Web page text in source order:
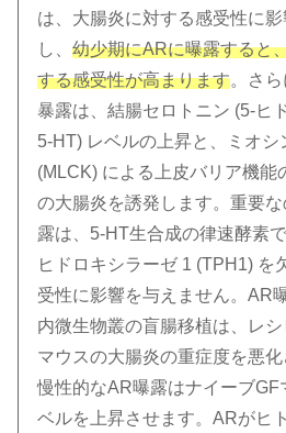
は、大腸炎に対する感受性に
し、幼少期にARに曝露すると
する感受性が高まります。さ
暴露は、結腸セロトニン (5-ヒ
5-HT) レベルの上昇と、ミオシ
(MLCK) による上皮バリア機能
の大腸炎を誘発します。重要
露は、5-HT生合成の律速酵素
ヒドロキシラーゼ 1 (TPH1) を
受性に影響を与えません。AR
内微生物叢の盲腸移植は、レ
マウスの大腸炎の重症度を悪化
慢性的なAR曝露はナイーブGF
ベルを上昇させます。ARがヒ